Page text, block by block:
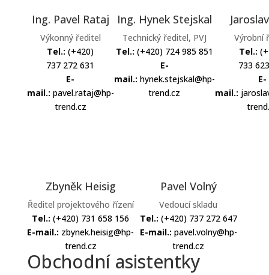
Ing. Pavel Rataj
Výkonný ředitel
Tel.: (+420)
737 272 631
E-
mail.: pavel.rataj@hp-
trend.cz
Ing. Hynek Stejskal
Technický ředitel, PVJ
Tel.: (+420) 724 985 851
E-
mail.: hynek.stejskal@hp-
trend.cz
Výrobní
Tel.:
733
E-
mail.:
Zbyněk Heisig
Ředitel projektového řízení
Tel.: (+420) 731 658 156
E-mail.: zbynek.heisig@hp-
trend.cz
Pavel Volný
Vedoucí skladu
Tel.: (+420) 737 272 647
E-mail.: pavel.volny@hp-
trend.cz
Obchodní asistentky